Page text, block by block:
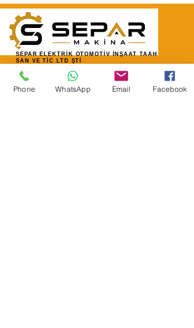
SEPAR ELEKTRİK OTOMOTİV İNŞAAT TAAH
SAN VE TİC LTD ŞTİ
Merkez Adres
: YÜKSELTEPE MAH. ŞEHİT BAYRAM ULUER
Phone WhatsApp Email Facebook